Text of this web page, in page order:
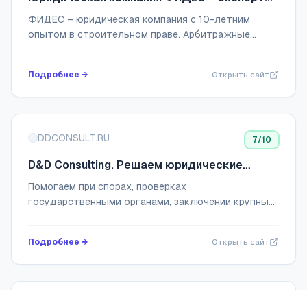
в строительном праве
ФИДЕС – юридическая компания с 10-летним
опытом в строительном праве. Арбитражные
Подробнее → Открыть сайт
DDCONSULT.RU 7/10
D&D Consulting. Решаем юридические
задачи любой сложности
Помогаем при спорах, проверках
государственными органами, заключении крупных
Подробнее → Открыть сайт